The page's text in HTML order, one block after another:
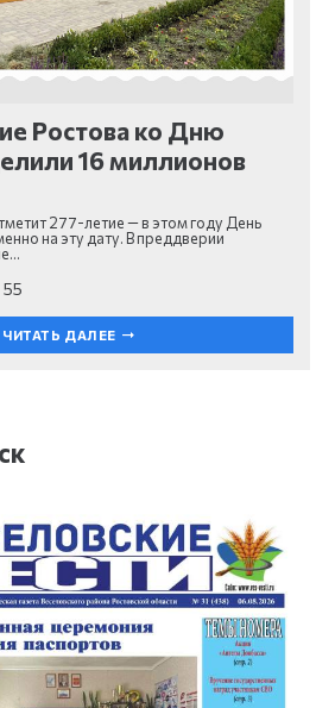
Ростова ко Дню
16 миллионов
277-летие — в этом году День
на эту дату. В преддверии
55
ЧИТАТЬ ДАЛЕЕ